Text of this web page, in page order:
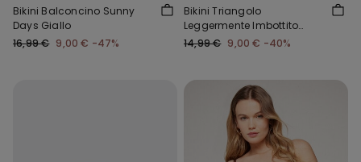
Bikini Balconcino Sunny
Days Giallo
16,99 € 9,00 € -47%
Bikini Triangolo
Leggermente Imbottito
Sunny Days Giallo
14,99 € 9,00 € -40%